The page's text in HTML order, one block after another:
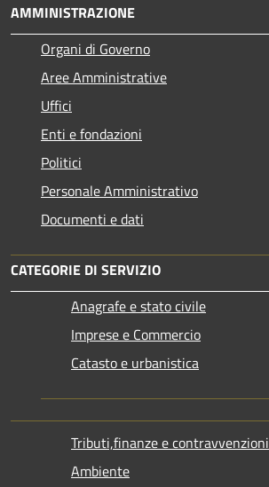
AMMINISTRAZIONE
Organi di Governo
Aree Amministrative
Uffici
Enti e fondazioni
Politici
Personale Amministrativo
Documenti e dati
CATEGORIE DI SERVIZIO
Anagrafe e stato civile
Imprese e Commercio
Catasto e urbanistica
Tributi,finanze e contravvenzioni
Ambiente